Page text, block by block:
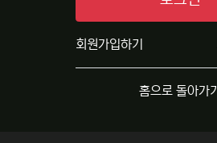
회원가입하기
홈으로 돌아가기